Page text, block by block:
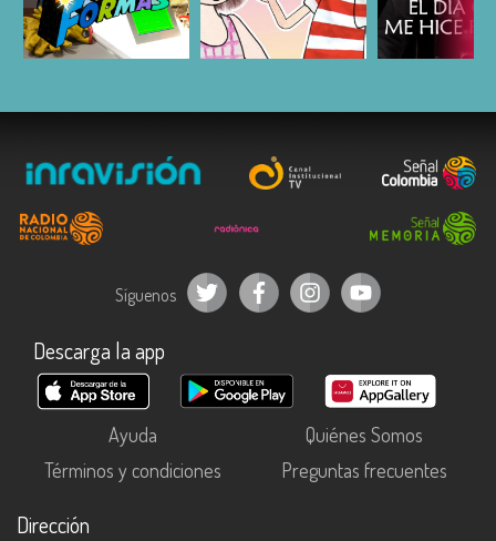
ESCUCHAR ESCUCHAR
Síguenos
Descarga la app
Ayuda
Quiénes Somos
Términos y condiciones
Preguntas frecuentes
Dirección